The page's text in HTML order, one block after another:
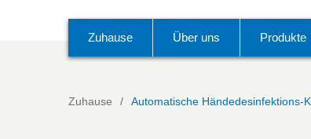
Zuhause Über uns Produkte
Zuhause Automatische Händedesinfektions-